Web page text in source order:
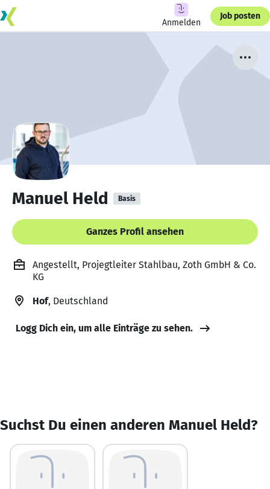
Anmelden
Job posten
Manuel Held Basis
Ganzes Profil ansehen
Angestellt, Projegtleiter Stahlbau, Zoth GmbH & Co.
KG
Hof, Deutschland
Logg Dich ein, um alle Einträge zu sehen.
Suchst Du einen anderen Manuel Held?